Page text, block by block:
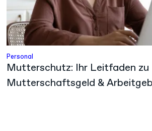
Personal
Mutterschutz: Ihr Leitfaden zu
Mutterschaftsgeld &